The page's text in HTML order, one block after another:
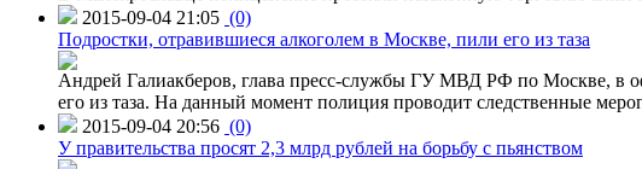
2015-09-04 21:05 (0)
Подростки, отравившиеся алкоголем в Москве, пили его из таза
Андрей Галиакберов, глава пресс-службы ГУ МВД РФ по Москве, в
его из таза. На данный момент полиция проводит следственные
2015-09-04 20:56 (0)
У правительства просят 2,3 млрд рублей на борьбу с пьянством